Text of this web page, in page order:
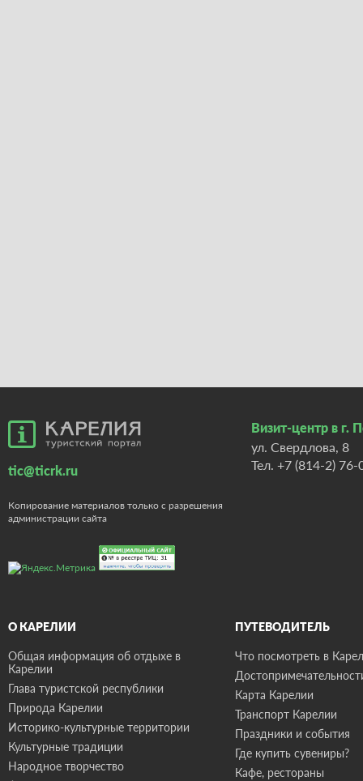
tic@ticrk.ru
Копирование материалов только с разрешения
администрации сайта
Визит-центр в г.
ул. Свердлова, 8
Тел. +7 (814-2) 76-
О КАРЕЛИИ
Общая информация об отдыхе в
Карелии
Глава туристской республики
Природа Карелии
Историко-культурные территории
Культурные традиции
Народное творчество
ПУТЕВОДИТЕЛЬ
Что посмотреть в
Карта Карелии
Транспорт Карелии
Праздники и события
Где купить сувениры?
Кафе, рестораны